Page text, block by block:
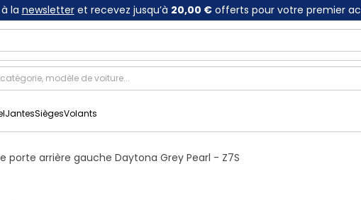
la newsletteret recevez jusqu’à 20,00 €offerts pour votre premier
JantesSiègesVolants
porte arrière gauche Daytona Grey Pearl - Z7S